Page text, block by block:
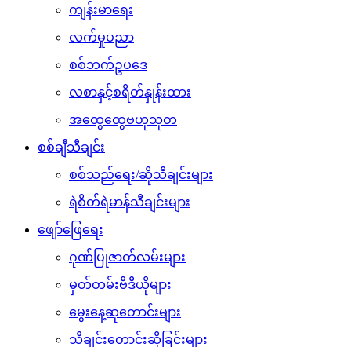
ကျန်းမာရေး
လက်မှုပညာ
စစ်ဘက်ဥပဒေ
လစာနှင့်စရိတ်နှုန်းထား
အထွေထွေဗဟုသုတ
စစ်ချီသီချင်း
စစ်သည်ရေး/ဆိုသီချင်းများ
ရဲစိတ်ရဲမာန်သီချင်းများ
ဖျော်ဖြေရေး
ဂုဏ်ပြုဇာတ်လမ်းများ
မှတ်တမ်းဗီဒီယိုများ
မွေးနေ့ဆုတောင်းများ
သီချင်းတောင်းဆိုခြင်းများ